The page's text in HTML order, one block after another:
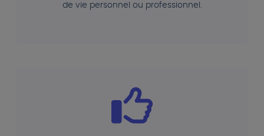
de vie personnel ou professionnel.